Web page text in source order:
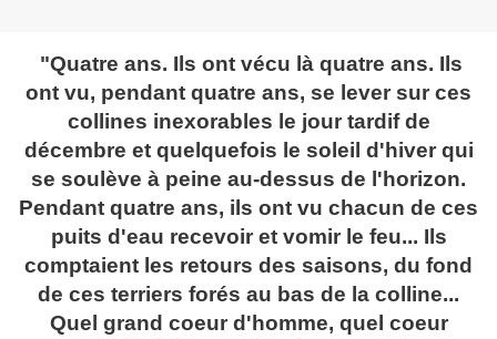
"Quatre ans. Ils ont vécu là quatre ans. Ils
ont vu, pendant quatre ans, se lever sur ces
collines inexorables le jour tardif de
décembre et quelquefois le soleil d'hiver qui
se soulève à peine au-dessus de l'horizon.
Pendant quatre ans, ils ont vu chacun de ces
puits d'eau recevoir et vomir le feu... Ils
comptaient les retours des saisons, du fond
de ces terriers forés au bas de la colline...
Quel grand coeur d'homme, quel coeur